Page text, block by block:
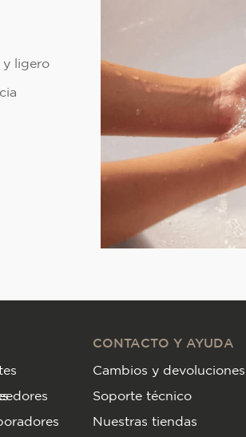
y ligero
CONTACTO Y AYUDA
Cambios y devoluciones
Soporte técnico
Nuestras tiendas